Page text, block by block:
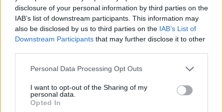
disclosure of your personal information by third parties on the
IAB’s list of downstream participants. This information may
also be disclosed by us to third parties on the IAB’s List of
Downstream Participants that may further disclose it to other
Personal Data Processing Opt Outs
I want to opt-out of the Sharing of my
personal data.
Opted In
https://bet.hu/newkibdata/129503790/OTP%20Bank%20Nyrt.%2
0-
%20PannErgy%20Nyrt.%20negyed%C3%A9ves%20elemz%C3%A9
s%20-%202026.07.20.pdf
oldrider
2026. 07. 14. 16:35
Előzmény: